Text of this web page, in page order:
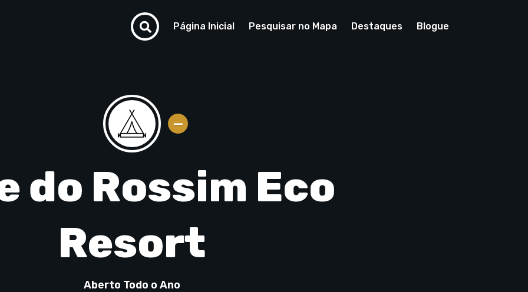
Página Inicial Pesquisar no Mapa Destaques Blogue
do Rossim Eco
Resort
Aberto Todo o Ano